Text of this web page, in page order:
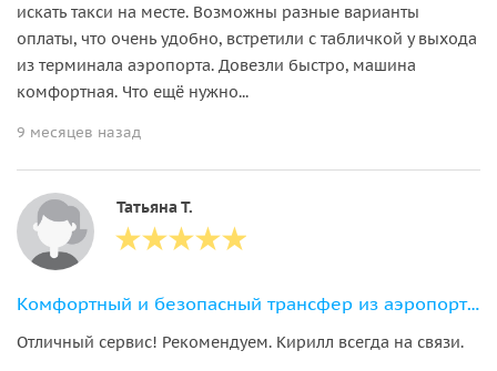
искать такси на месте. Возможны разные варианты
оплаты, что очень удобно, встретили с табличкой у выхода
из терминала аэропорта. Довезли быстро, машина
комфортная. Что ещё нужно...
9 месяцев назад
Татьяна Т.
Комфортный и безопасный трансфер из аэропорта в ваш отель в Нячанге
Отличный сервис! Рекомендуем. Кирилл всегда на связи.